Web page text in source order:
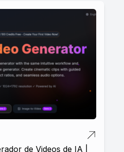
de Videos de IA |